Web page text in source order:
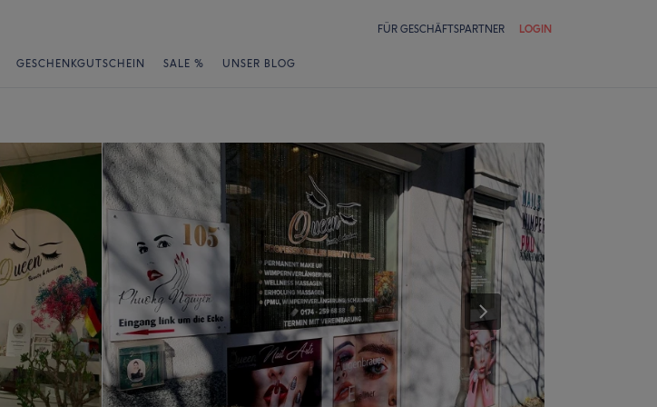
FÜR GESCHÄFTSPARTNER LOGIN
GESCHENKGUTSCHEIN SALE % UNSER BLOG